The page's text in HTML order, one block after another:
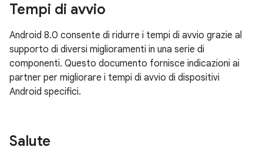
Tempi di avvio
Android 8.0 consente di ridurre i tempi di avvio grazie al
supporto di diversi miglioramenti in una serie di
componenti. Questo documento fornisce indicazioni ai
partner per migliorare i tempi di avvio di dispositivi
Android specifici.
Salute